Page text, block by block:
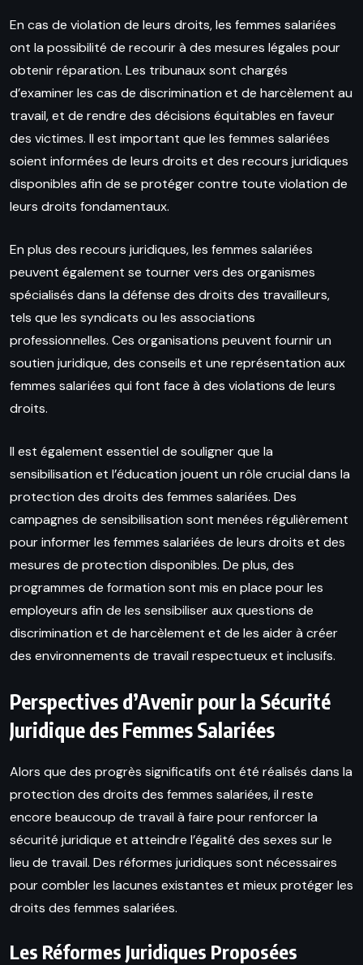
En cas de violation de leurs droits, les femmes salariées
ont la possibilité de recourir à des mesures légales pour
obtenir réparation. Les tribunaux sont chargés
d’examiner les cas de discrimination et de harcèlement au
travail, et de rendre des décisions équitables en faveur
des victimes. Il est important que les femmes salariées
soient informées de leurs droits et des recours juridiques
disponibles afin de se protéger contre toute violation de
leurs droits fondamentaux.
En plus des recours juridiques, les femmes salariées
peuvent également se tourner vers des organismes
spécialisés dans la défense des droits des travailleurs,
tels que les syndicats ou les associations
professionnelles. Ces organisations peuvent fournir un
soutien juridique, des conseils et une représentation aux
femmes salariées qui font face à des violations de leurs
droits.
Il est également essentiel de souligner que la
sensibilisation et l’éducation jouent un rôle crucial dans la
protection des droits des femmes salariées. Des
campagnes de sensibilisation sont menées régulièrement
pour informer les femmes salariées de leurs droits et des
mesures de protection disponibles. De plus, des
programmes de formation sont mis en place pour les
employeurs afin de les sensibiliser aux questions de
discrimination et de harcèlement et de les aider à créer
des environnements de travail respectueux et inclusifs.
Perspectives d’Avenir pour la Sécurité
Juridique des Femmes Salariées
Alors que des progrès significatifs ont été réalisés dans la
protection des droits des femmes salariées, il reste
encore beaucoup de travail à faire pour renforcer la
sécurité juridique et atteindre l’égalité des sexes sur le
lieu de travail. Des réformes juridiques sont nécessaires
pour combler les lacunes existantes et mieux protéger les
droits des femmes salariées.
Les Réformes Juridiques Proposées